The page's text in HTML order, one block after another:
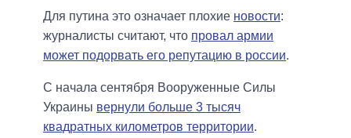
Для путина это означает плохие новости:
журналисты считают, что провал армии
может подорвать его репутацию в россии.
С начала сентября Вооруженные Силы
Украины вернули больше 3 тысяч
квадратных километров территории.